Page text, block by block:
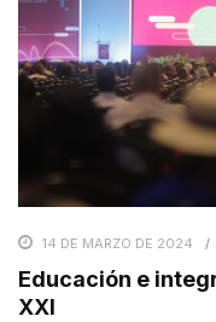
14 DE MARZO DE 2024
Educación e
XXI